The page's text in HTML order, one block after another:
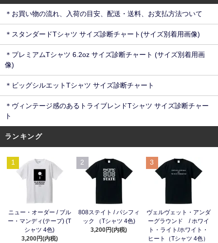
＊お買い物の流れ、入荷の目安、配送・送料、お支払方法ついて
＊スタンダードTシャツ サイズ診断チャート(サイズ別着用画像)
＊プレミアムTシャツ 6.2oz サイズ診断チャート (サイズ別着用画
像)
＊ビッグシルエットTシャツ サイズ診断チャート
＊ヴィンテージ感のあるトライブレンドTシャツ サイズ診断チャー
ト
ランキング
1
ニュー・オーダー / ブル
ー・マンディ(テープ) (T
シャツ 4色)
3,200円(内税)
2
808ステイト / パシフィ
ック （Tシャツ 4色)
3,200円(内税)
3
ヴェルヴェット・アンダ
ーグラウンド / ホワイ
ト・ライト/ホワイト・
ヒート（Tシャツ 4色）